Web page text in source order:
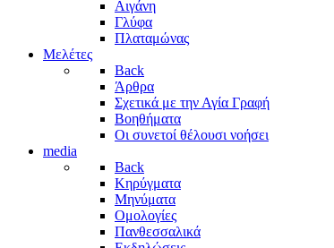
Αιγάνη
Γλύφα
Πλαταμώνας
Μελέτες
Back
Άρθρα
Σχετικά με την Αγία Γραφή
Βοηθήματα
Οι συνετοί θέλουσι νοήσει
media
Back
Κηρύγματα
Μηνύματα
Ομολογίες
Πανθεσσαλικά